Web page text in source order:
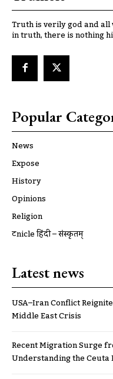
Truth is verily god and
in truth, there is nothing
Popular
News
Expose
History
Opinions
Religion
ट्रूnicle हिंदी – संस्कृतम्
Latest news
USA–Iran Conflict
Middle East Crisis
Recent Migration Surge
Understanding the